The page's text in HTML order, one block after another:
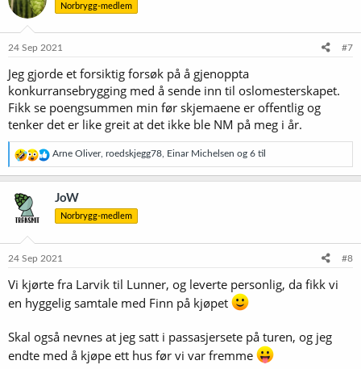
j
o
e
:
Norbrygg-medlem
24 Sep 2021 #7
Jeg gjorde et forsiktig forsøk på å gjenoppta
konkurransebrygging med å sende inn til oslomesterskapet.
Fikk se poengsummen min før skjemaene er offentlig og
tenker det er like greit at det ikke ble NM på meg i år.
R
e
a
s
n
e
:
Arne Oliver, roedskjegg78 Einar Michelsen og 6 til
JoW
Norbrygg-medlem
24 Sep 2021 #8
Vi kjørte fra Larvik til Lunner, og leverte personlig, da fikk vi
en hyggelig samtale med Finn på kjøpet
Skal også nevnes at jeg satt i passasjersete på turen, og jeg
endte med å kjøpe ett hus før vi var fremme